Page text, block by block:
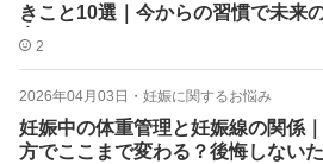
きこと10選｜今からの習慣で未来
変わる
2
2026年04月03日 ・ 妊娠に関するお悩み
妊娠中の体重管理と妊娠線の関係
方でここまで変わる？後悔しない